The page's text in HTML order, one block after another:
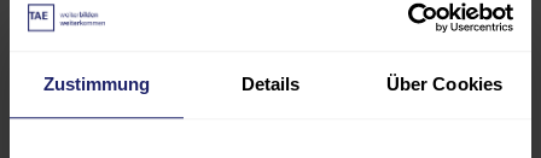
Zustimmung Details Über Cookies
fundiertes Verständnis der
organisatorischen Anforderungen
sowie der persönlichen und